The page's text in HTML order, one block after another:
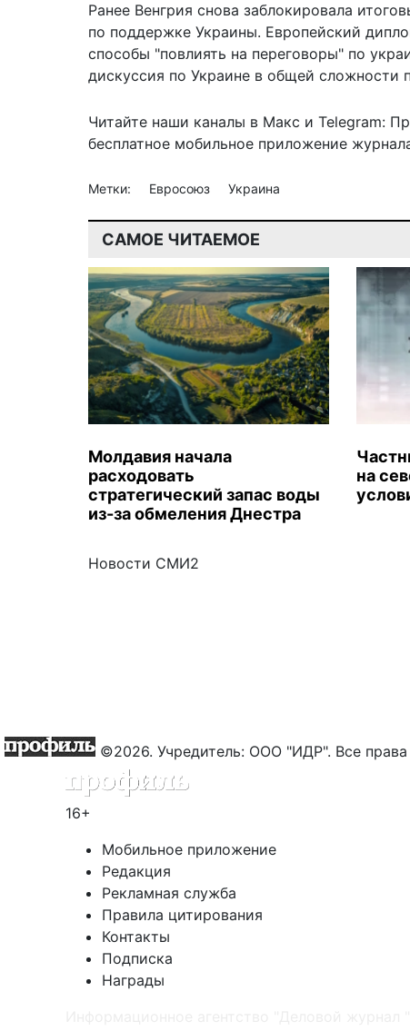
Ранее Венгрия снова заблокировала
по поддержке Украины. Европейский
способы "повлиять на переговоры" по
дискуссия по Украине в общей сложности
Читайте наши каналы в Макс и Telegram:
бесплатное мобильное приложение
Метки: Евросоюз Украина
САМОЕ ЧИТАЕМОЕ
Молдавия начала
расходовать
стратегический запас воды
из-за обмеления Днестра
на
Новости СМИ2
©2026. Учредитель: ООО "ИДР". Все
16+
Мобильное приложение
Редакция
Рекламная служба
Правила цитирования
Контакты
Подписка
Награды